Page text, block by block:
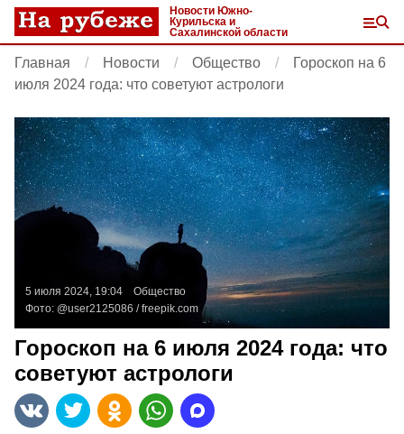
Новости Южно-
Курильска и
Сахалинской области
Главная Новости Общество
Гороскоп на 6
июля 2024 года: что советуют астрологи
5 июля 2024, 19:04
Общество
Фото: @user2125086 /freepik.com
Гороскоп на 6 июля 2024 года: что
советуют астрологи